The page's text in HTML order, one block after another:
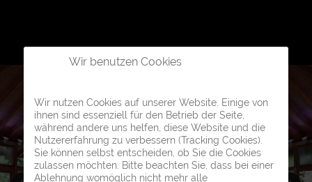
Wir benutzen Cookies
Wir nutzen Cookies auf unserer Website. Einige von
ihnen sind essenziell für den Betrieb der Seite,
während andere uns helfen, diese Website und die
Nutzererfahrung zu verbessern (Tracking Cookies).
Sie können selbst entscheiden, ob Sie die Cookies
zulassen möchten. Bitte beachten Sie, dass bei einer
Ablehnung womöglich nicht mehr alle